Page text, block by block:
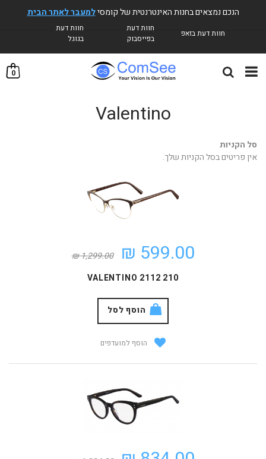
0
Valentino
סל הקניות
אין פריטים בסל הקניות שלך.
599.00 ₪
1,299.00 ₪
VALENTINO 2112 210
הוסף לסל
הוסף למועדפים
הנכם נמצאים בחנות האינטרנטית של קומסילמעבר לאתר הבית
חוות דעת בזאפ
חוות דעת
בפייסבוק
חוות דעת
בגוגל